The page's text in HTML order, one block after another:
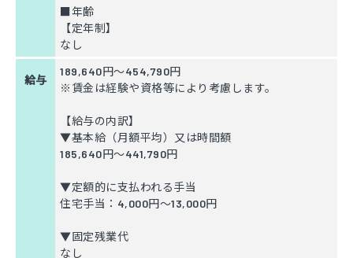
■年齢
【定年制】
なし
給与
189,640円～454,790円
※賃金は経験や資格等により考慮します。
【給与の内訳】
▼基本給（月額平均）又は時間額
185,640円～441,790円
▼定額的に支払われる手当
住宅手当：4,000円〜13,000円
▼固定残業代
なし